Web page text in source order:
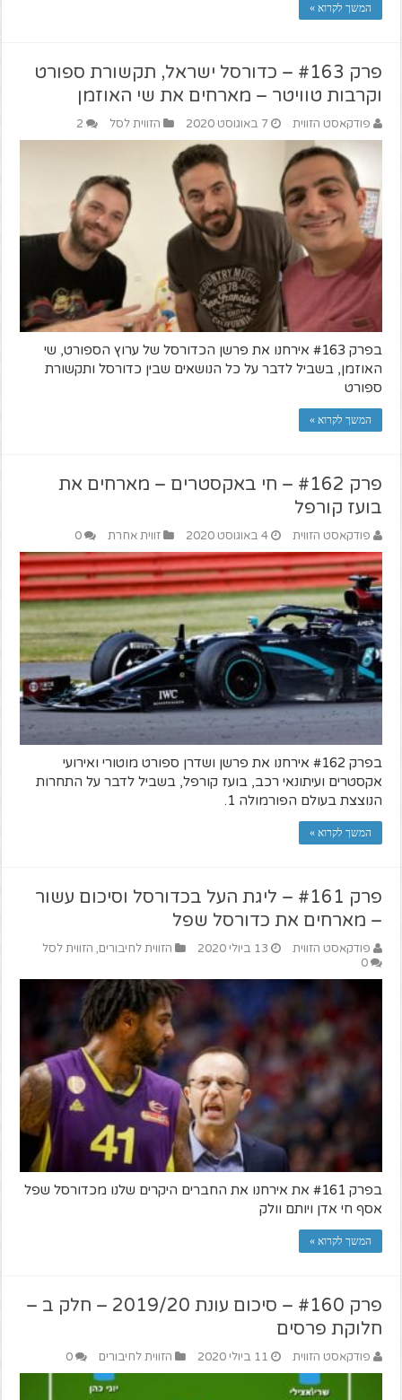
המשך לקרוא »
פרק #163 – כדורסל ישראל, תקשורת ספורט
וקרבות טוויטר – מארחים את שי האוזמן
פודקאסט הזווית 7 באוגוסט 2020 הזווית לסל 2
בפרק #163 אירחנו את פרשן הכדורסל של ערוץ הספורט, שי
האוזמן, בשביל לדבר על כל הנושאים שבין כדורסל ותקשורת
ספורט
המשך לקרוא »
פרק #162 – חי באקסטרים – מארחים את
בועז קורפל
פודקאסט הזווית 4 באוגוסט 2020 זווית אחרת 0
בפרק #162 אירחנו את פרשן ושדרן ספורט מוטורי ואירועי
אקסטרים ועיתונאי רכב, בועז קורפל, בשביל לדבר על התחרות
הנוצצת בעולם הפורמולה 1.
המשך לקרוא »
פרק #161 – ליגת העל בכדורסל וסיכום עשור
– מארחים את כדורסל שפל
פודקאסט הזווית 13 ביולי 2020 הזווית לחיבורים, הזווית לסל
0
בפרק #161 את אירחנו את החברים היקרים שלנו מכדורסל שפל
אסף חי אדן ויותם וולק
המשך לקרוא »
פרק #160 – סיכום עונת 2019/20 – חלק ב –
חלוקת פרסים
פודקאסט הזווית 11 ביולי 2020 הזווית לחיבורים 0